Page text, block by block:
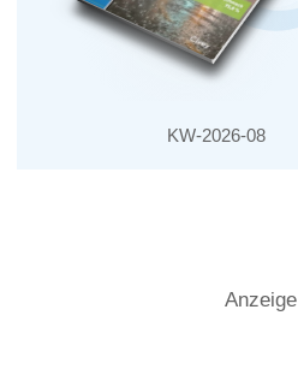
KW-2026-08
Anzeige